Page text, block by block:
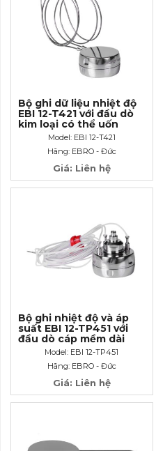
Bộ ghi dữ liệu nhiệt độ
EBI 12-T421 với đầu dò
kim loại có thể uốn
cong dài 500mm
Model: EBI 12-T421
Hãng: EBRO - Đức
Giá: Liên hệ
Bộ ghi nhiệt độ và áp
suất EBI 12-TP451 với
đầu dò cáp mềm dài
600mm và đầu kết nói
Model: EBI 12-TP451
Hãng: EBRO - Đức
Giá: Liên hệ